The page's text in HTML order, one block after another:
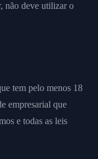
não deve utilizar o
tem pelo menos 18
empresarial que
e todas as leis